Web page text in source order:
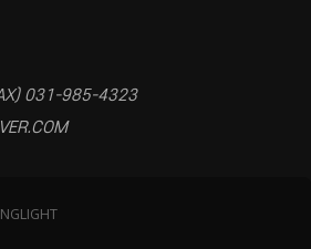
031-985-4323